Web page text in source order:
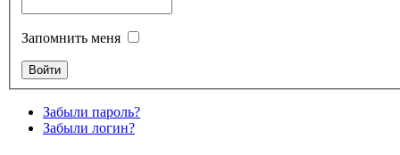
Запомнить меня
Забыли пароль?
Забыли логин?